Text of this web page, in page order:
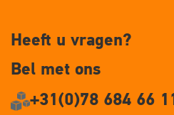
Heeft u vragen?
Bel met ons
+31(0)78 684 66 11